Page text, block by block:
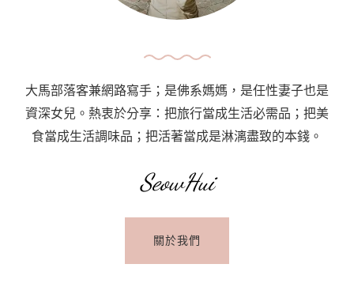
大馬部落客兼網路寫手；是佛系媽媽，是任性妻子也是
資深女兒。熱衷於分享：把旅行當成生活必需品；把美
食當成生活調味品；把活著當成是淋漓盡致的本錢。
SeowHui
關於我們